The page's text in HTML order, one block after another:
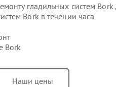
гладильных систем Bork
Bork в течении часа
Bork
Наши цены